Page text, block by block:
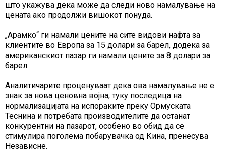
што укажува дека може да следи ново намалување на
цената ако продолжи вишокот понуда.
„Арамко“ ги намали цените на сите видови нафта за
клиентите во Европа за 15 долари за барел, додека за
американскиот пазар ги намали цените за 8 долари за
барел.
Аналитичарите проценуваат дека ова намалување не е
знак за нова ценовна војна, туку последица на
нормализацијата на испораките преку Ормуската
Теснина и потребата производителите да останат
конкурентни на пазарот, особено во обид да се
стимулира поголема побарувачка од Кина, пренесува
Независне.